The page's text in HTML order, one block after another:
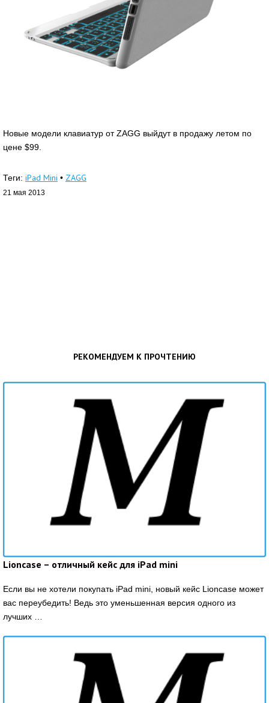
Новые модели клавиатур от ZAGG выйдут в продажу летом по
цене $99.
Теги: iPad Mini • ZAGG
21 мая 2013
РЕКОМЕНДУЕМ К ПРОЧТЕНИЮ
Lioncase – отличный кейс для iPad mini
Если вы не хотели покупать iPad mini, новый кейс Lioncase может
вас переубедить! Ведь это уменьшенная версия одного из
лучших …